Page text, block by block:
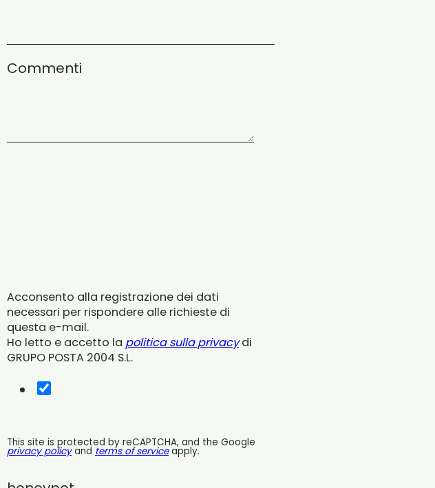
Commenti
Acconsento alla registrazione dei dati
necessari per rispondere alle richieste di
questa e-mail.
Ho letto e accetto la politica sulla privacydi
GRUPO POSTA 2004 S.L.
This site is protected by reCAPTCHA, and the Google
privacy policyand terms of serviceapply.